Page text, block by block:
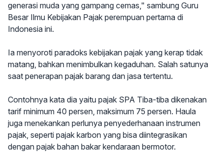
generasi muda yang gampang cemas," sambung Guru
Besar Ilmu Kebijakan Pajak perempuan pertama di
Indonesia ini.
Ia menyoroti paradoks kebijakan pajak yang kerap tidak
matang, bahkan menimbulkan kegaduhan. Salah satunya
saat penerapan pajak barang dan jasa tertentu.
Contohnya kata dia yaitu pajak SPA Tiba-tiba dikenakan
tarif minimum 40 persen, maksimum 75 persen. Haula
juga menekankan perlunya penyederhanaan instrumen
pajak, seperti pajak karbon yang bisa diintegrasikan
dengan pajak bahan bakar kendaraan bermotor.